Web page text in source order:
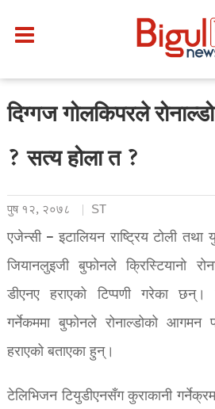
दिग्गज गोलकिपरले
? सत्य होला त ?
पुष १२, २०७८ ST
एजेन्सी – इटालियन राष्ट्रिय टोली
जियानलुइजी बुफोनले क्रिस्टियानो
डीएनए हराएको टिप्पणी गरेका छन्।
गर्नेकममा बुफोनले रोनाल्डोको
हराएको बताएका हुन्।
टेलिभिजन टियुडीएनसँग कुराकानी